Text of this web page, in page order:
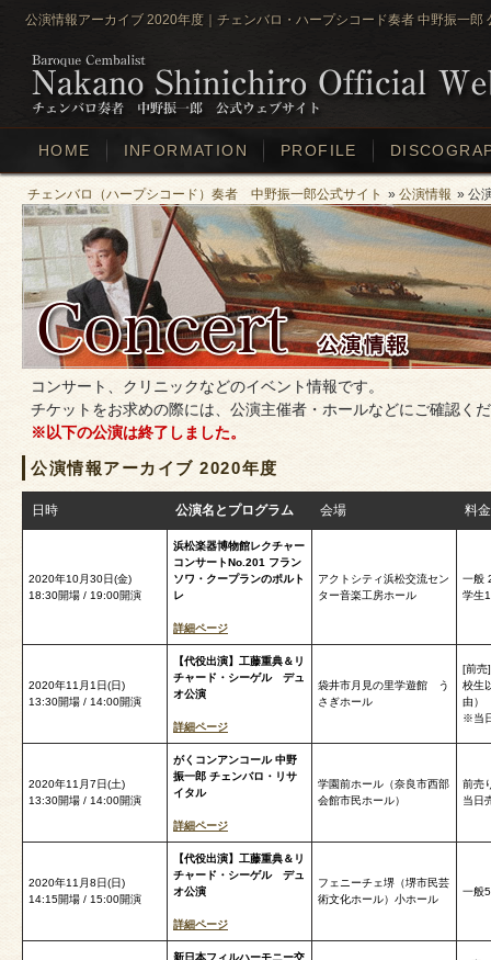
公演情報アーカイブ 2020年度｜チェンバロ・ハープシコード奏者 中野振一郎
HOME INFORMATION PROFILE
チェンバロ（ハープシコード）奏者 中野振一郎公式サイト » 公演情報 » 公
コンサート、クリニックなどのイベント情報です。
チケットをお求めの際には、公演主催者・ホールなどにご確認く
※以下の公演は終了しました。
公演情報アーカイブ 2020年度
日時 公演名とプログラム 会場 料
2020年10月30日(金)
18:30開場 / 19:00開演
浜松楽器博物館レクチャー
コンサートNo.201 フラン
ソワ・クープランのポルト
レ
詳細ページ
アクトシティ浜松交流セン
ター音楽工房ホール
一般
学生
2020年11月1日(日)
13:30開場 / 14:00開演
【代役出演】工藤重典＆リ
チャード・シーゲル デュ
オ公演
詳細ページ
袋井市月見の里学遊館 う
さぎホール
[前
校生
由）
※当
2020年11月7日(土)
13:30開場 / 14:00開演
がくコンアンコール 中野
振一郎 チェンバロ・リサ
イタル
詳細ページ
学園前ホール（奈良市西部
会館市民ホール）
前売
当日
2020年11月8日(日)
14:15開場 / 15:00開演
【代役出演】工藤重典＆リ
チャード・シーゲル デュ
オ公演
詳細ページ
フェニーチェ堺（堺市民芸
術文化ホール）小ホール
一般
新日本フィルハーモニー交